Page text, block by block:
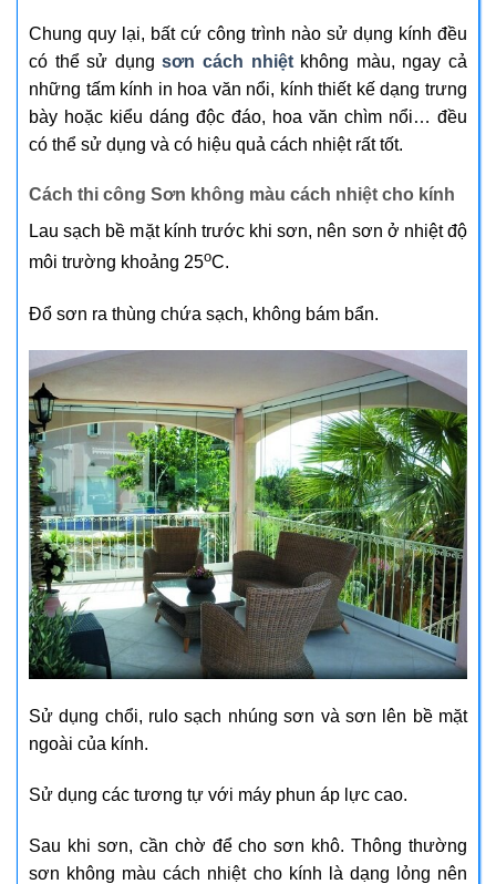
Chung quy lại, bất cứ công trình nào sử dụng kính đều
có thể sử dụngsơn cách nhiệtkhông màu, ngay cả
những tấm kính in hoa văn nổi, kính thiết kế dạng trưng
bày hoặc kiểu dáng độc đáo, hoa văn chìm nổi… đều
có thể sử dụng và có hiệu quả cách nhiệt rất tốt.
Cách thi công Sơn không màu cách nhiệt cho kính
Lau sạch bề mặt kính trước khi sơn, nên sơn ở nhiệt độ
môi trường khoảng 25oC.
Đổ sơn ra thùng chứa sạch, không bám bẩn.
Sử dụng chổi, rulo sạch nhúng sơn và sơn lên bề mặt
ngoài của kính.
Sử dụng các tương tự với máy phun áp lực cao.
Sau khi sơn, cần chờ để cho sơn khô. Thông thường
sơn không màu cách nhiệt cho kính là dạng lỏng nên